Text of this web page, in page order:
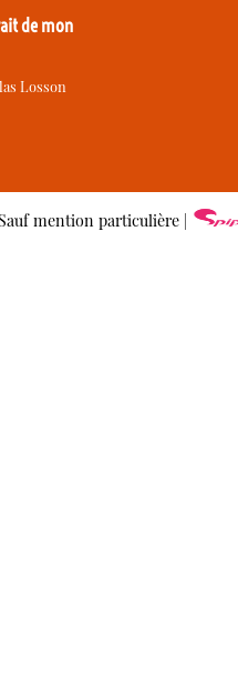
de mon
Losson
mention particulière |